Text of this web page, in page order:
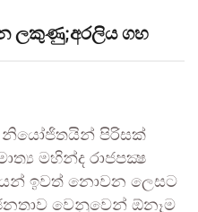
ලකුණු;අරලිය ගහ
නියෝජිතයින් පිරිසක්
මහින්ද රාජපක්‍ෂ
ඉවත් නොවන ලෙසට
වෙනුවෙන් ඕනෑම